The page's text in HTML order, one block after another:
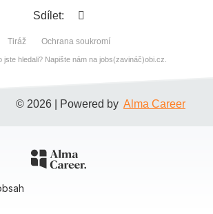
Sdílet:
Tiráž Ochrana soukromí
jste hledali? Napište nám na jobs(zavináč)obi.cz.
© 2026 | Powered by Alma Career